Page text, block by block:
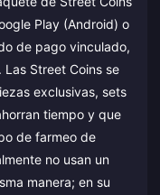
Play (Android) o
de pago vinculado,
Street Coins se
exclusivas, sets
tiempo y que
de farmeo de
no usan un
manera; en su